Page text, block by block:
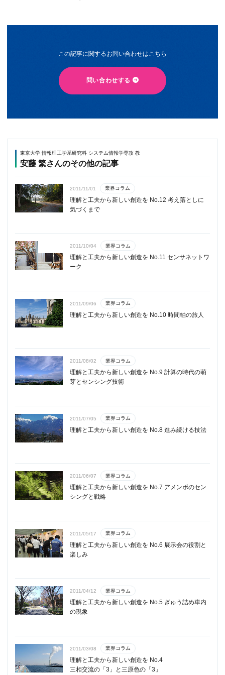
この記事に関するお問い合わせはこちら
問い合わせする
東京大学 情報理工学系研究科 システム情報学専攻 教
安藤 繁さんのその他の記事
2011/11/01 業界コラム
理解と工夫から新しい創造を No.12 考え落としに
気づくまで
2011/10/04 業界コラム
理解と工夫から新しい創造を No.11 センサネットワ
ーク
2011/09/06 業界コラム
理解と工夫から新しい創造を No.10 時間軸の旅人
2011/08/02 業界コラム
理解と工夫から新しい創造を No.9 計算の時代の萌
芽とセンシング技術
2011/07/05 業界コラム
理解と工夫から新しい創造を No.8 進み続ける技法
2011/06/07 業界コラム
理解と工夫から新しい創造を No.7 アメンボのセン
シングと戦略
2011/05/17 業界コラム
理解と工夫から新しい創造を No.6 展示会の役割と
楽しみ
2011/04/12 業界コラム
理解と工夫から新しい創造を No.5 ぎゅう詰め車内
の現象
2011/03/08 業界コラム
理解と工夫から新しい創造を No.4
三相交流の「3」と三原色の「3」